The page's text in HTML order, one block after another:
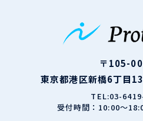
〒105-
東京都港区新橋6丁目
TEL:03-
受付時間：10:00～